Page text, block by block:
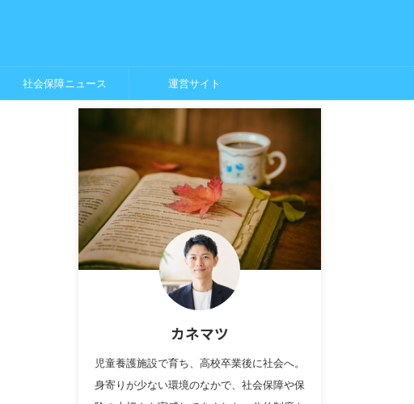
社会保障ニュース 運営サイト
カネマツ
児童養護施設で育ち、高校卒業後に社会へ。
身寄りが少ない環境のなかで、社会保障や保